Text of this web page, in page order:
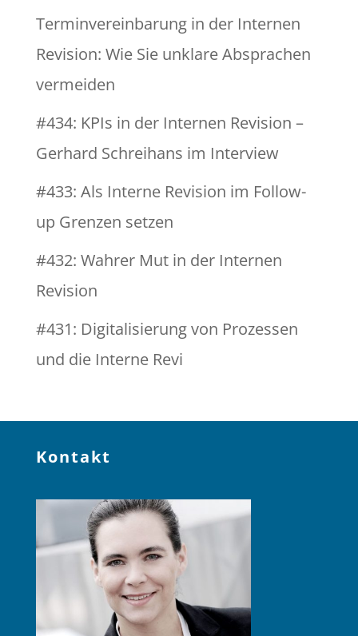
Terminvereinbarung in der Internen
Revision: Wie Sie unklare Absprachen
vermeiden
#434: KPIs in der Internen Revision –
Gerhard Schreihans im Interview
#433: Als Interne Revision im Follow-
up Grenzen setzen
#432: Wahrer Mut in der Internen
Revision
#431: Digitalisierung von Prozessen
und die Interne Revi
Kontakt